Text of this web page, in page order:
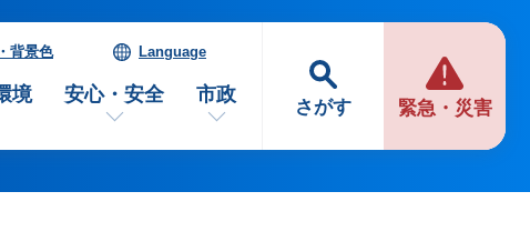
さがす 緊急・災害
背景色 Language
境 安心・安全 市政